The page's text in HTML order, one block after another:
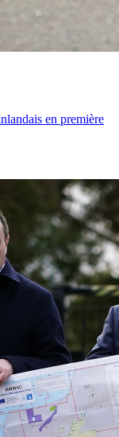
en première